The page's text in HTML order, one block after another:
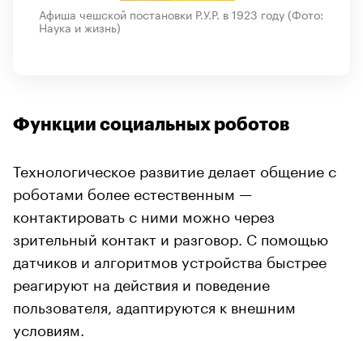
Афиша чешской постановки Р.У.Р. в 1923 году (Фото:
Наука и жизнь)
Функции социальных роботов
Технологическое развитие делает общение с
роботами более естественным —
контактировать с ними можно через
зрительный контакт и разговор. С помощью
датчиков и алгоритмов устройства быстрее
реагируют на действия и поведение
пользователя, адаптируются к внешним
условиям.